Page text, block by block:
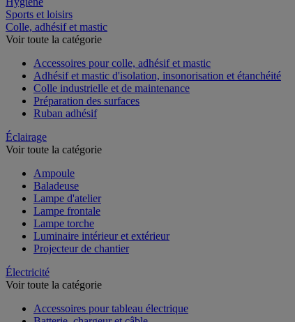
Sports et loisirs
Colle, adhésif et mastic
Voir toute la catégorie
Accessoires pour colle, adhésif et mastic
Adhésif et mastic d'isolation, insonorisation et étanchéité
Colle industrielle et de maintenance
Préparation des surfaces
Ruban adhésif
Éclairage
Voir toute la catégorie
Ampoule
Baladeuse
Lampe d'atelier
Lampe frontale
Lampe torche
Luminaire intérieur et extérieur
Projecteur de chantier
Électricité
Voir toute la catégorie
Accessoires pour tableau électrique